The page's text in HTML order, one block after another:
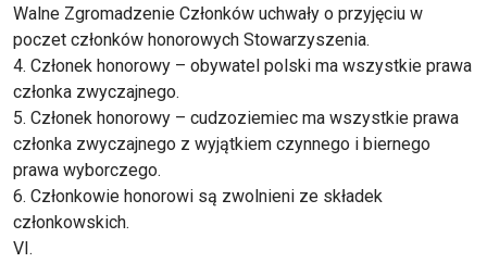
Walne Zgromadzenie Członków uchwały o przyjęciu w
poczet członków honorowych Stowarzyszenia.
4. Członek honorowy – obywatel polski ma wszystkie prawa
członka zwyczajnego.
5. Członek honorowy – cudzoziemiec ma wszystkie prawa
członka zwyczajnego z wyjątkiem czynnego i biernego
prawa wyborczego.
6. Członkowie honorowi są zwolnieni ze składek
członkowskich.
VI.